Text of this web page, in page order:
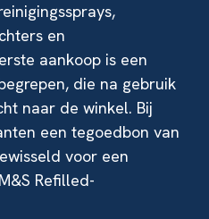
en
aankoop is een
die na gebruik
naar de winkel. Bij
een tegoedbon van
voor een
​​Refilled-